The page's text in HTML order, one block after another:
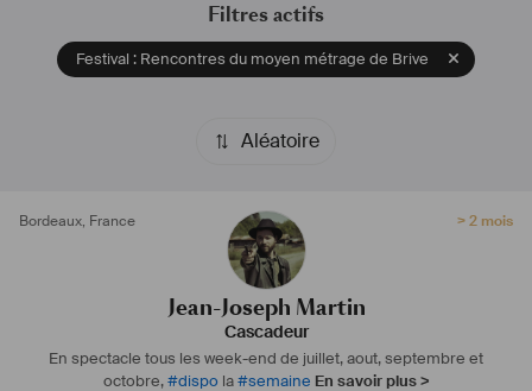
Filtres actifs
Festival : Rencontres du moyen métrage de Brive
Aléatoire
Bordeaux, France > 2 mois
Jean-Joseph Martin
Cascadeur
En spectacle tous les week-end de juillet, aout, septembre et
octobre,#dispola#semaine En savoir plus >